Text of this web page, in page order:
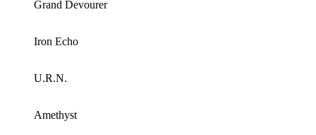
Grand Devourer
Iron Echo
U.R.N.
Amethyst